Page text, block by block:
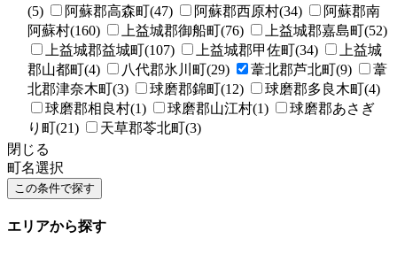
(5)
阿蘇郡高森町(47) 阿蘇郡西原村(34)
阿蘇郡南
阿蘇村(160)
上益城郡御船町(76)
上益城郡嘉島町(52)
上益城郡益城町(107)
上益城郡甲佐町(34)
上益城
郡山都町(4)
八代郡氷川町(29) 葦北郡芦北町(9)
葦
北郡津奈木町(3)
球磨郡錦町(12)
球磨郡多良木町(4)
球磨郡相良村(1)
球磨郡山江村(1)
球磨郡あさぎ
り町(21)
天草郡苓北町(3)
閉じる
町名選択
エリアから探す